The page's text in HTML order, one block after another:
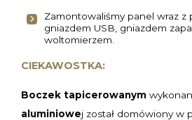
Zamontowaliśmy panel wraz z
gniazdem USB, gniazdem
woltomierzem.
CIEKAWOSTKA:
Boczek tapicerowanym
aluminiowej został domówiony w